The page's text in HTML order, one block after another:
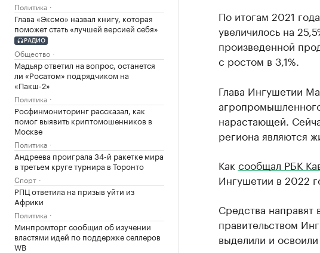
Политика
Глава «Эксмо» назвал книгу, которая
поможет стать «лучшей версией себя»
РАДИО
Общество
Мадьяр ответил на вопрос, останется
ли «Росатом» подрядчиком на
«Пакш-2»
Политика
Росфинмониторинг рассказал, как
помог выявить криптомошенников в
Москве
Политика
Андреева проиграла 34-й ракетке мира
в третьем круге турнира в Торонто
Спорт
РПЦ ответила на призыв уйти из
Африки
Политика
Минпромторг сообщил об изучении
властями идей по поддержке селлеров
WB
По итогам 2021
увеличилось на
произведенной
с ростом в 3,1%.
Глава Ингушетии
нарастающей.
региона являются
Как сообщал РБК
Ингушетии в 2022
Средства
правительством
выделили и